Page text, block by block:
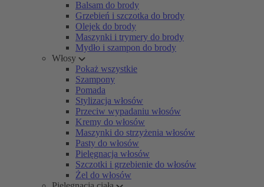
Balsam do brody
Grzebień i szczotka do brody
Olejek do brody
Maszynki i trymery do brody
Mydło i szampon do brody
Włosy
Pokaż wszystkie
Szampony
Pomada
Stylizacja włosów
Przeciw wypadaniu włosów
Kremy do włosów
Maszynki do strzyżenia włosów
Pasty do włosów
Pielęgnacja włosów
Szczotki i grzebienie do włosów
Żel do włosów